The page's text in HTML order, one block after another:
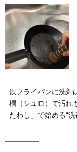
鉄フライパンに洗剤
櫚（シュロ）で汚れ
たわし」で始める“洗